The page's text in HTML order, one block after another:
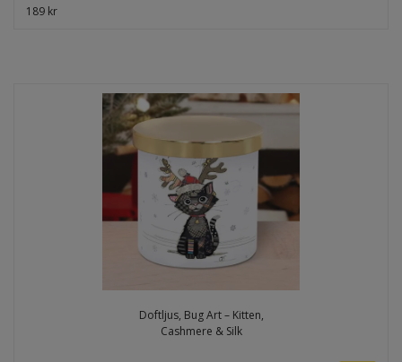
189 kr
Doftljus, Bug Art – Kitten,
Cashmere & Silk